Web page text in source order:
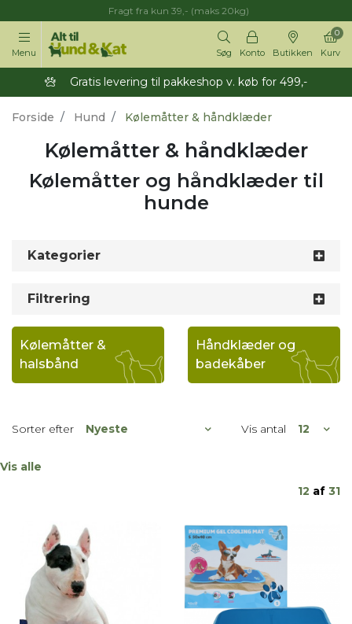
Fragt fra kun 39,- (maks 20kg)
Menu Søg Konto Butikken Kurv
0
Gratis levering til pakkeshop v. køb for 499,-
Forside Hund Kølemåtter & håndklæder
Kølemåtter & håndklæder
Kølemåtter og håndklæder til
hunde
Kategorier
Filtrering
Kølemåtter &
halsbånd
Håndklæder og
badekåber
Sorter efter Vis antal
Vis alle
12 af 31